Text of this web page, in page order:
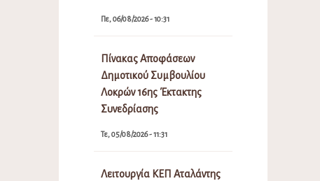
Πε, 06/08/2026 - 10:31
Πίνακας Αποφάσεων
Δημοτικού Συμβουλίου
Λοκρών 16ης Έκτακτης
Συνεδρίασης
Τε, 05/08/2026 - 11:31
Λειτουργία ΚΕΠ Αταλάντης